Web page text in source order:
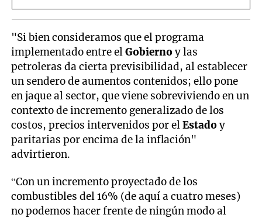
"Si bien consideramos que el programa
implementado entre elGobiernoy las
petroleras da cierta previsibilidad, al establecer
un sendero de aumentos contenidos; ello pone
en jaque al sector, que viene sobreviviendo en un
contexto de incremento generalizado de los
costos, precios intervenidos por elEstadoy
paritarias por encima de la inflación"
advirtieron.
“Con un incremento proyectado de los
combustibles del 16% (de aquí a cuatro meses)
no podemos hacer frente de ningún modo al